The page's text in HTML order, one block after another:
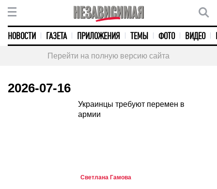
НОВОСТИ ГАЗЕТА ПРИЛОЖЕНИЯ ТЕМЫ ФОТО ВИДЕО
Перейти на полную версию сайта
2026-07-16
Украинцы требуют перемен в
армии
Светлана Гамова